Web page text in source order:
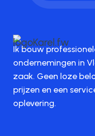
Ik bouw
ondernemingen in
zaak. Geen loze
prijzen en een
oplevering.